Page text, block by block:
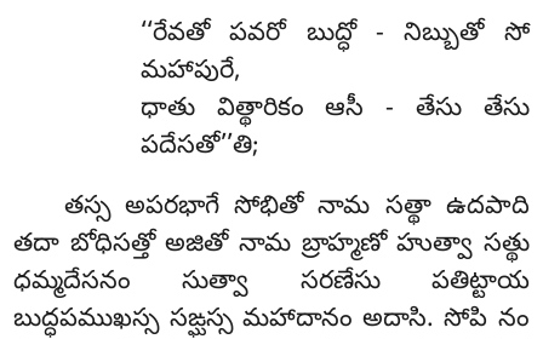
‘‘రేవతో పవరో బుద్ధో - నిబ్బుతో సో
మహాపురే,
ధాతు విత్థారికం ఆసీ - తేసు తేసు
పదేసతో’’తి;
తస్స అపరభాగే సోభితో నామ సత్థా ఉదపాది
తదా బోధిసత్తో అజితో నామ బ్రాహ్మణో హుత్వా సత్థు
ధమ్మదేసనం సుత్వా సరణేసు పతిట్టాయ
బుద్ధపముఖస్స సఙ్ఘస్స మహాదానం అదాసి. సోపి నం